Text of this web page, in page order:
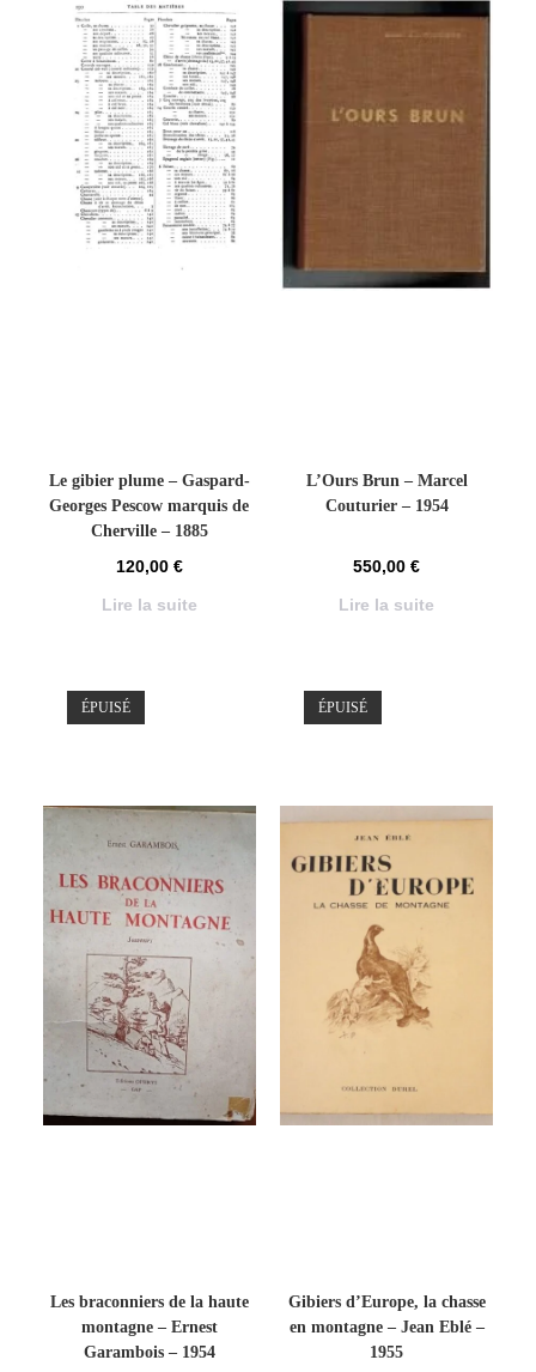
Le gibier plume – Gaspard-
Georges Pescow marquis de
Cherville – 1885
120,00 €
Lire la suite
L’Ours Brun – Marcel
Couturier – 1954
550,00€
Lire la suite
ÉPUISÉ
Les braconniers de la haute
montagne – Ernest
Garambois – 1954
ÉPUISÉ
Gibiers d’Europe, la chasse
en montagne – Jean Eblé –
1955